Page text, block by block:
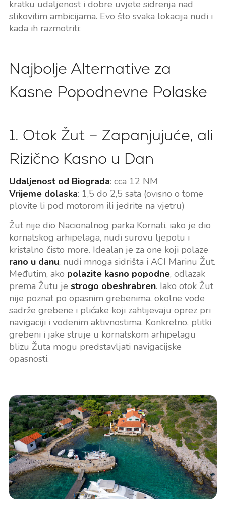
kratku udaljenost i dobre uvjete sidrenja nad
slikovitim ambicijama. Evo što svaka lokacija nudi i
kada ih razmotriti:
Najbolje Alternative za
Kasne Popodnevne Polaske
1. Otok Žut – Zapanjujuće, ali
Rizično Kasno u Dan
Udaljenost od Biograda: cca 12 NM
Vrijeme dolaska: 1,5 do 2,5 sata (ovisno o tome
plovite li pod motorom ili jedrite na vjetru)
Žut nije dio Nacionalnog parka Kornati, iako je dio
kornatskog arhipelaga, nudi surovu ljepotu i
kristalno čisto more. Idealan je za one koji polaze
rano u danu, nudi mnoga sidrišta i ACI Marinu Žut.
Međutim, ako polazite kasno popodne, odlazak
prema Žutu je strogo obeshrabren. Iako otok Žut
nije poznat po opasnim grebenima, okolne vode
sadrže grebene i plićake koji zahtijevaju oprez pri
navigaciji i vodenim aktivnostima. Konkretno, plitki
grebeni i jake struje u kornatskom arhipelagu
blizu Žuta mogu predstavljati navigacijske
opasnosti.